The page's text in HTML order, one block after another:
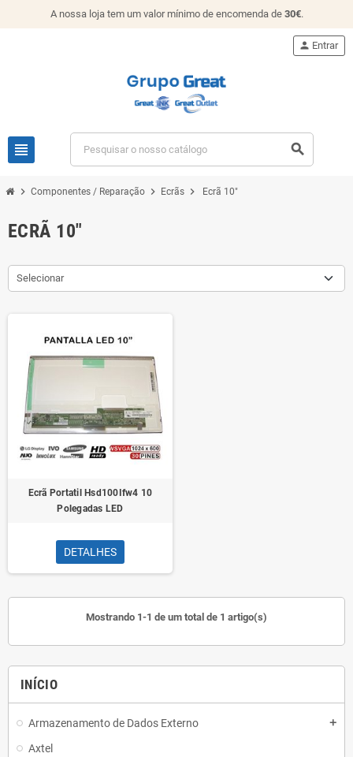
A nossa loja tem um valor mínimo de encomenda de 30€.
view_headline search
person Entrar
chevron_right Componentes / Reparação chevron_right Ecrãs chevron_right Ecrã 10"
INÍCIO
Armazenamento de Dados Externo add
Axtel
ECRÃ 10"
Selecionar
Ecrã Portatil Hsd100Ifw4 10
Polegadas LED
DETALHES
Mostrando 1-1 de um total de 1 artigo(s)